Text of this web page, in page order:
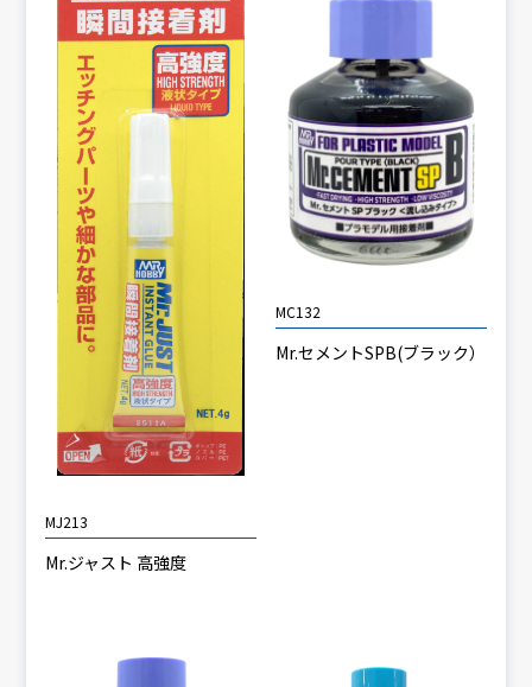
MJ213
Mr.ジャスト 高強度
MC132
Mr.セメントSPB(ブラック）